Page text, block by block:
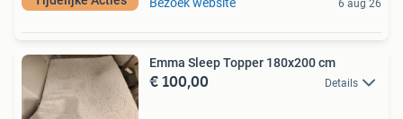
6 aug 26
Emma Sleep Topper 180x200 cm
€ 100,00 Details